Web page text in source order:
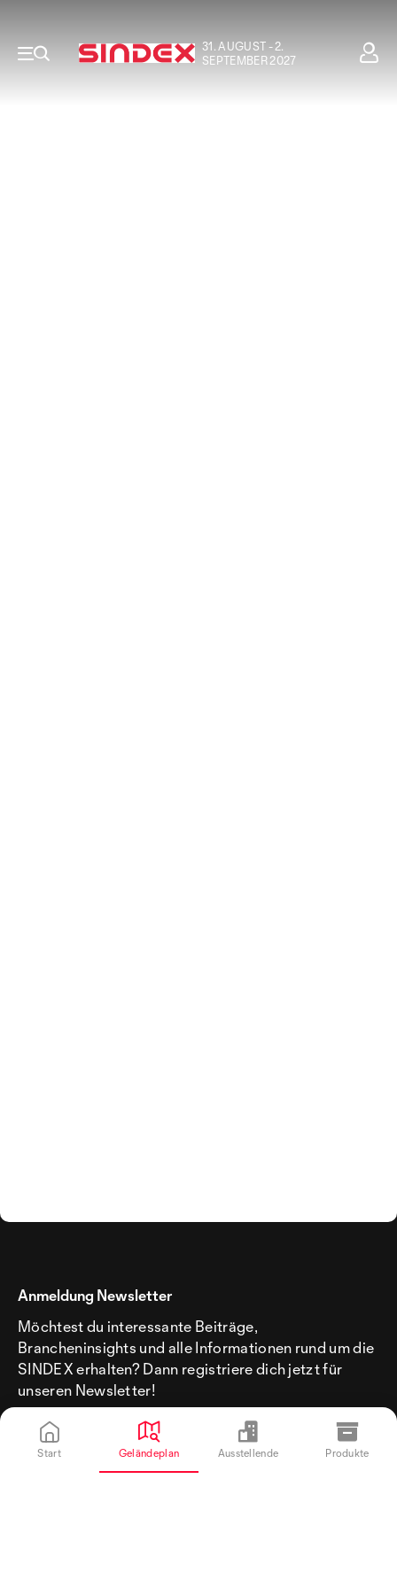
31. AUGUST - 2.
SEPTEMBER 2027
Anmeldung Newsletter
Möchtest du interessante Beiträge,
Brancheninsights und alle Informationen rund um die
SINDEX erhalten? Dann registriere dich jetzt für
unseren Newsletter!
Start Geländeplan Ausstellende Produkte